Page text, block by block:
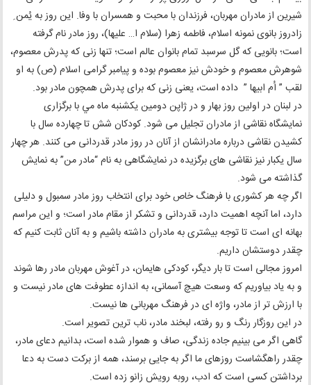
شیرین از مادران مهربان، فرزندان با محبت و همسران با وفا. این روز به یُمن ِ
زادروز بانوی نمونه اسلام، فاطمه زهرا (سلام ا… علیها)، روز مادر نام گرفته
است؛ بانویی كه گل سرسبد تمام بانوان عالم است؛ تنها زنی كه پدرش معصوم،
شوهرش معصوم و خودش نیز معصوم بوده و پیامبر گرامی اسلام (ص) به او
لقب ” اُم ابیها ” داده است، یعنی زنی كه برای پدرش همچون مادر بود.
در لبنان در اولین روز بهار و در ژاپن دومین یكشنبه ماه مي با برگزاری
نمایشگاه نقاشی از مادران تجلیل می شود. كودكان شش تا چهارده سال با
كشیدن نقاشی درباره مادرانشان از آنان در روز مادر قدردانی می كنند. هر چهار
سال یكبار نیز نقاشی های برگزیده در نمایشگاهی به نام “مادر من” به نمایش
گذاشته می شود.
اگر چه هر كشوری با فرهنگ خاص خود برای انتخاب روز مادر سمبول و دلیلی
دارد، اما آنچه اهمیت دارد، قدردانی و تشكر از مقام مادر است؛ و این مراسم
بهانه ای است تا توجه بیشتری به مادران داشته باشیم و به آنان ثابت كنیم كه
چقدر دوستشان داریم.
امروز مجالی است تا بار دیگر، کودکی هایمان، در آغوش مهربان مادر رها شوند
و به یاد بیاوریم که وسعت هیچ آسمانی، به اندازه عطوفت های مادر نیست و
با ارزش تر از مادر، واژه ای در فرهنگ مهربانی ها نیست.
در این روزگار رنگ و رو رفته، لبخند مادر، ناب ترین تصویر است.
گاهی اگر می بینیم جاده زندگی، صاف و هموار شده است، بدانیم دعای مادر،
چقدر راهگشاست روزهای ما اگر به جایی برسند، همه از برکت دست به دعا
برداشتن کسی است که ادب، روبه رویش زانو زده است.